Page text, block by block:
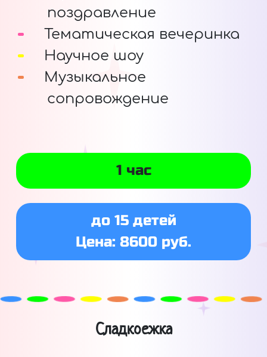
поздравление
Тематическая вечеринка
Научное шоу
Музыкальное
сопровождение
1 час
до 15 детей
Цена: 8600 руб.
Сладкоежка